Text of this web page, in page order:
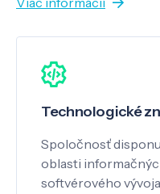
Technologické
Spoločnosť
oblasti
softvérového